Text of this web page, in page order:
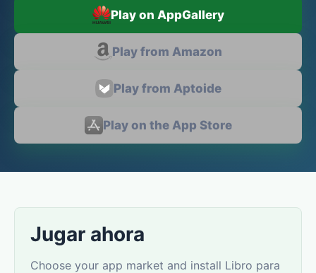
Play on AppGallery
Play from Amazon
Play from Aptoide
Play on the App Store
Jugar ahora
Choose your app market and install Libro para